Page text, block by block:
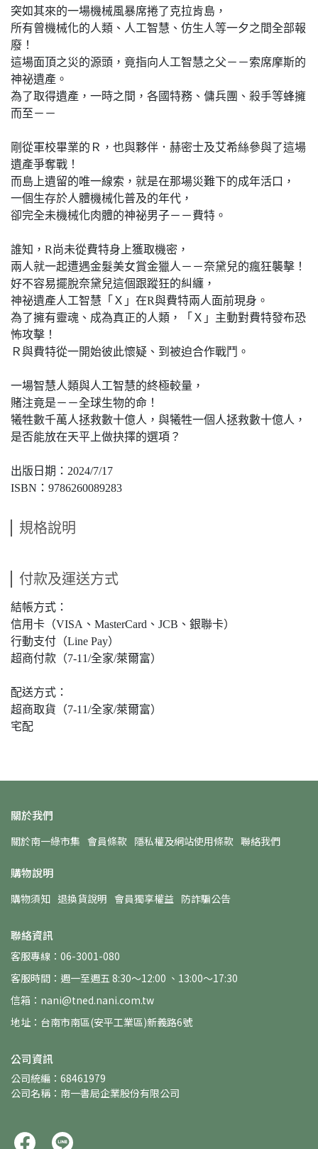
突如其來的一場機械風暴席捲了克拉肯島，
所有曾機械化的人類、人工智慧、仿生人等一夕之間全部報
廢！
這場面頂之災的源頭，竟指向人工智慧之父－－索席摩斯的
神祕遺產。
為了取得遺產，一時之間，各國特務、傭兵團、殺手等蜂擁
而至－－
剛從軍校畢業的Ｒ，也與夥伴．赫密士及艾希絲參與了這場
遺產爭奪戰！
而島上遺留的唯一線索，就是在那場災難下的成年活口，
一個生存於人體機械化普及的年代，
卻完全未機械化肉體的神祕男子－－費特。
誰知，R尚未從費特身上獲取機密，
兩人就一起遭遇金髮美女賞金獵人－－奈黛兒的瘋狂襲擊！
好不容易擺脫奈黛兒這個跟蹤狂的糾纏，
神祕遺產人工智慧「Ｘ」在R與費特兩人面前現身。
為了擁有靈魂、成為真正的人類，「Ｘ」主動對費特發布恐
怖攻擊！
Ｒ與費特從一開始彼此懷疑、到被迫合作戰鬥。
一場智慧人類與人工智慧的終極較量，
賭注竟是－－全球生物的命！
犧牲數千萬人拯救數十億人，與犧牲一個人拯救數十億人，
是否能放在天平上做抉擇的選項？
出版日期：2024/7/17
ISBN：9786260089283
規格說明
付款及運送方式
結帳方式：
信用卡（VISA、MasterCard、JCB、銀聯卡）
行動支付（Line Pay）
超商付款（7-11/全家/萊爾富）
配送方式：
超商取貨（7-11/全家/萊爾富）
宅配
關於我們
關於南一綠市集 會員條款 隱私權及網站使用條款 聯絡我們
購物說明
購物須知 退換貨說明 會員獨享權益 防詐騙公告
聯絡資訊
客服專線：06-3001-080
客服時間：週一至週五 8:30～12:00 、13:00～17:30
信箱：nani@tned.nani.com.tw
地址：台南市南區(安平工業區)新義路6號
公司資訊
公司統編：68461979
公司名稱：南一書局企業股份有限公司